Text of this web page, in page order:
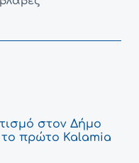
στον Δήμο
το πρώτο Kalamia